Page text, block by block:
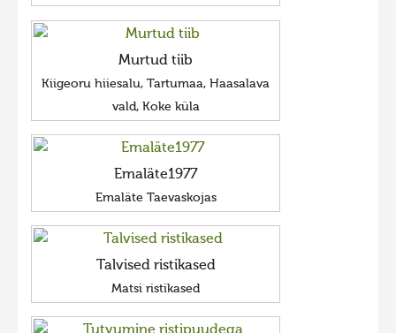
Murtud tiib
Kiigeoru hiiesalu, Tartumaa, Haasalava
vald, Koke küla
Emaläte1977
Emaläte Taevaskojas
Talvised ristikased
Matsi ristikased